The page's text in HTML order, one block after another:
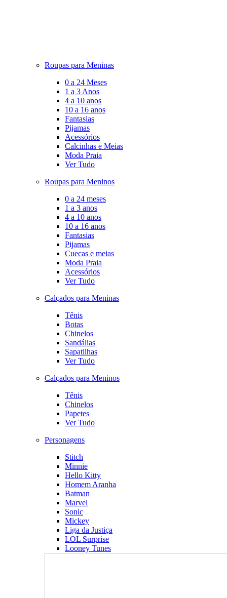
Roupas para Meninas
0 a 24 Meses
1 a 3 Anos
4 a 10 anos
10 a 16 anos
Fantasias
Pijamas
Acessórios
Calcinhas e Meias
Moda Praia
Ver Tudo
Roupas para Meninos
0 a 24 meses
1 a 3 anos
4 a 10 anos
10 a 16 anos
Fantasias
Pijamas
Cuecas e meias
Moda Praia
Acessórios
Ver Tudo
Calçados para Meninas
Tênis
Botas
Chinelos
Sandálias
Sapatilhas
Ver Tudo
Calçados para Meninos
Tênis
Chinelos
Papetes
Ver Tudo
Personagens
Stitch
Minnie
Hello Kitty
Homem Aranha
Batman
Marvel
Sonic
Mickey
Liga da Justiça
LOL Surprise
Looney Tunes